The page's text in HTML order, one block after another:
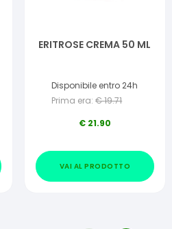
ERITROSE CREMA 50 ML
Disponibile entro 24h
Prima era: €19.71
€ 21.90
VAI AL PRODOTTO